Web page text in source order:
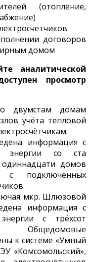
(отопление,
договоров
домом
аналитической
просмотр
двумстам домам
учёта тепловой
информация с
энергии со ста
домов
с подключенных
мкр. Шлюзовой
информация с
с трёхсот
Общедомовые
к системе «Умный
«Комсомольский»,